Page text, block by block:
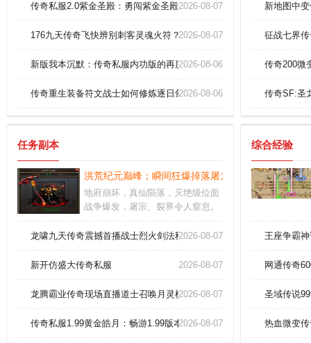
传奇私服2.0紫金圣殿：勇闯紫金圣殿的无上荣耀！
2026-08-07
176九天传奇飞快辨别刺客灵魂火符？2026-08-07
新版我本沉默：传奇私服内功版的再度辉煌2026-08-06
传奇重生装备符文战士如何修炼逐日剑法？2026-08-06
新地图中
征战七界
传奇200微
传奇SF:圣
任务副本
洪荒纪元巅峰；瞬间狂爆掉落屠龙刀！
地府崩坏，真仙陨落，灭绝级位面
战争爆发，屠宗、裂界令人窒息。
意沸腾。秘境中暗藏天命棋局待你
世神弓
龙啸九天传奇震撼首播战士烈火剑法秒杀赤月恶魔！
2026-08-07
新开仿盛大传奇私服 2026-08-07
龙腾霸业传奇现场直播道士召唤月灵横扫祖玛教主！
2026-08-07
传奇私服1.99黄金皓月：畅游1.99版本的传奇私服，感受黄金皓月般
2026-08-07
综合经验
王座争霸
网通传奇
圣域传说
热血微变